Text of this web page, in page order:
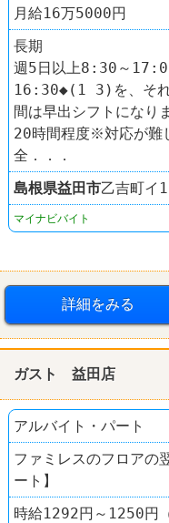
月給16万5000円
長期
週5日以上8:30～
16:30◆(1 3)を、それ
間は早出シフトになり
20時間程度※対応が難
全．．．
島根県益田市乙吉町イ
マイナビバイト
詳細をみる
ガスト 益田店
アルバイト・パート
ファミレスのフロアの
ート】
時給1292円～1250円